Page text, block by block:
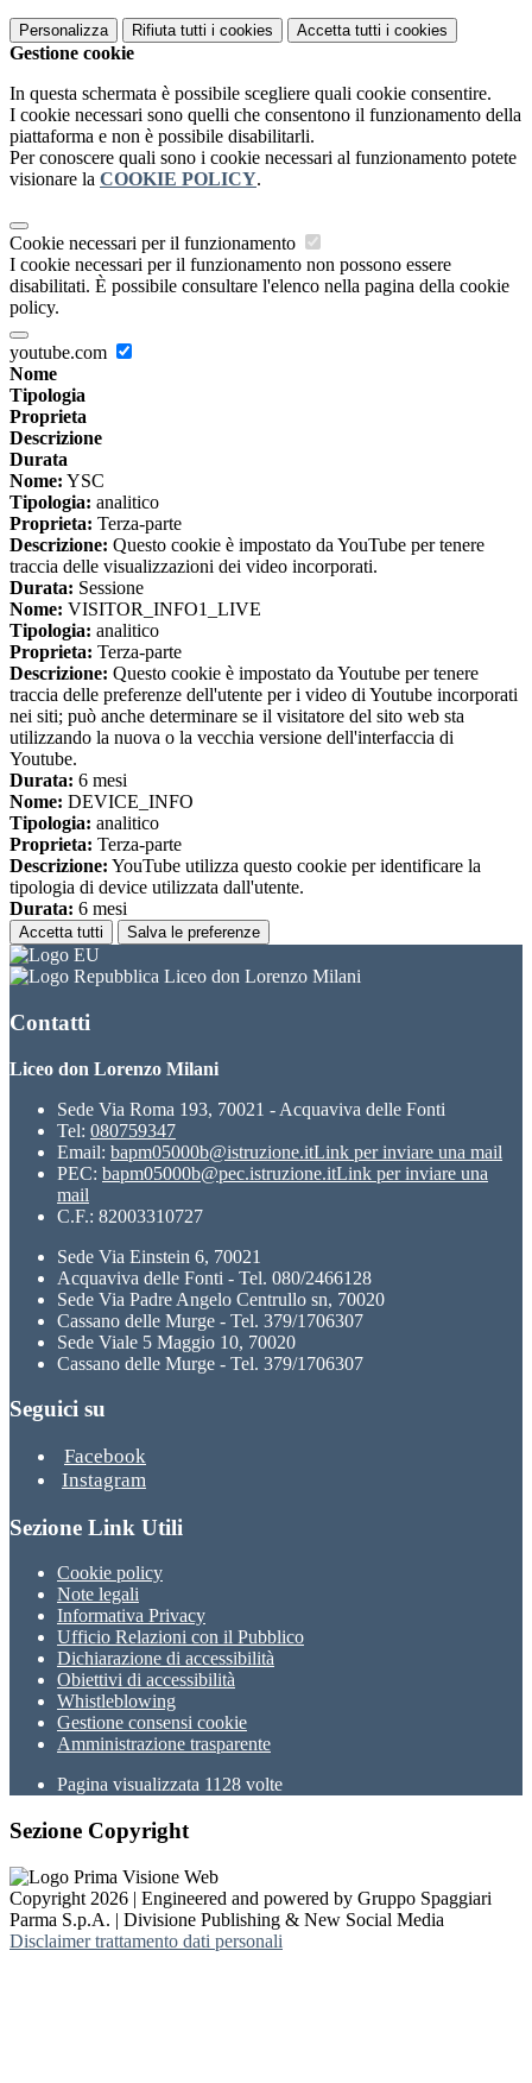
Personalizza Rifiuta tutti i cookies Accetta tutti i cookies
Gestione cookie
In questa schermata è possibile scegliere quali cookie consentire.
I cookie necessari sono quelli che consentono il funzionamento della
piattaforma e non è possibile disabilitarli.
Per conoscere quali sono i cookie necessari al funzionamento potete
visionare la COOKIE POLICY.
Cookie necessari per il funzionamento
I cookie necessari per il funzionamento non possono essere
disabilitati. È possibile consultare l'elenco nella pagina della cookie
policy.
youtube.com
Nome
Tipologia
Proprieta
Descrizione
Durata
Nome: YSC
Tipologia: analitico
Proprieta: Terza-parte
Descrizione: Questo cookie è impostato da YouTube per tenere
traccia delle visualizzazioni dei video incorporati.
Durata: Sessione
Nome: VISITOR_INFO1_LIVE
Tipologia: analitico
Proprieta: Terza-parte
Descrizione: Questo cookie è impostato da Youtube per tenere
traccia delle preferenze dell'utente per i video di Youtube incorporati
nei siti; può anche determinare se il visitatore del sito web sta
utilizzando la nuova o la vecchia versione dell'interfaccia di
Youtube.
Durata: 6 mesi
Nome: DEVICE_INFO
Tipologia: analitico
Proprieta: Terza-parte
Descrizione: YouTube utilizza questo cookie per identificare la
tipologia di device utilizzata dall'utente.
Durata: 6 mesi
Accetta tutti Salva le preferenze
Liceo don Lorenzo Milani
Contatti
Liceo don Lorenzo Milani
Sede Via Roma 193, 70021 - Acquaviva delle Fonti
Tel: 080759347
Email: bapm05000b@istruzione.itLink per inviare una mail
PEC: bapm05000b@pec.istruzione.itLink per inviare una
mail
C.F.: 82003310727
Sede Via Einstein 6, 70021
Acquaviva delle Fonti - Tel. 080/2466128
Sede Via Padre Angelo Centrullo sn, 70020
Cassano delle Murge - Tel. 379/1706307
Sede Viale 5 Maggio 10, 70020
Cassano delle Murge - Tel. 379/1706307
Seguici su
Facebook
Instagram
Sezione Link Utili
Cookie policy
Note legali
Informativa Privacy
Ufficio Relazioni con il Pubblico
Dichiarazione di accessibilità
Obiettivi di accessibilità
Whistleblowing
Gestione consensi cookie
Amministrazione trasparente
Pagina visualizzata 1128 volte
Sezione Copyright
Copyright 2026 | Engineered and powered by Gruppo Spaggiari
Parma S.p.A. | Divisione Publishing & New Social Media
Disclaimer trattamento dati personali